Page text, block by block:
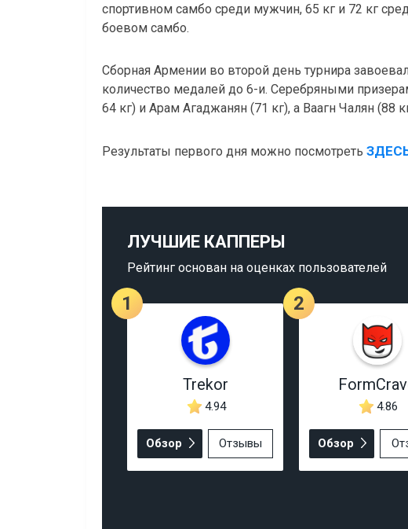
спортивном самбо среди мужчин, 65 кг и 72 кг
боевом самбо.
Сборная Армении во второй день турнира
количество медалей до 6-и. Серебряными
64 кг) и Арам Агаджанян (71 кг), а Ваагн Чалян (88
Результаты первого дня можно посмотреть
ЛУЧШИЕ КАППЕРЫ
Рейтинг основан на оценках пользователей
1
Trekor
4.94
Обзор Отзывы
2
4.86
Обзор